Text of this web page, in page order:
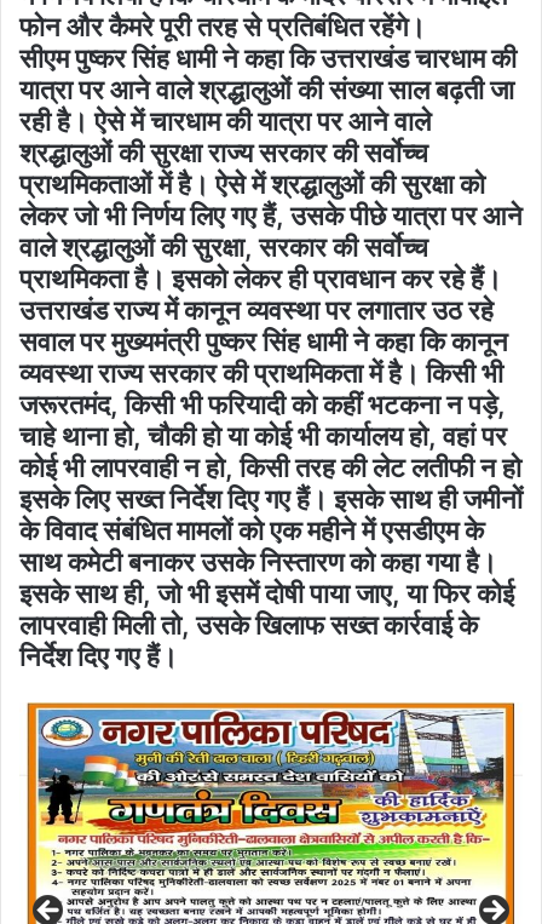
फोन और कैमरे पूरी तरह से प्रतिबंधित रहेंगे।
सीएम पुष्कर सिंह धामी ने कहा कि उत्तराखंड चारधाम की
यात्रा पर आने वाले श्रद्धालुओं की संख्या साल बढ़ती जा
रही है। ऐसे में चारधाम की यात्रा पर आने वाले
श्रद्धालुओं की सुरक्षा राज्य सरकार की सर्वाेच्च
प्राथमिकताओं में है। ऐसे में श्रद्धालुओं की सुरक्षा को
लेकर जो भी निर्णय लिए गए हैं, उसके पीछे यात्रा पर आने
वाले श्रद्धालुओं की सुरक्षा, सरकार की सर्वाेच्च
प्राथमिकता है। इसको लेकर ही प्रावधान कर रहे हैं।
उत्तराखंड राज्य में कानून व्यवस्था पर लगातार उठ रहे
सवाल पर मुख्यमंत्री पुष्कर सिंह धामी ने कहा कि कानून
व्यवस्था राज्य सरकार की प्राथमिकता में है। किसी भी
जरूरतमंद, किसी भी फरियादी को कहीं भटकना न पड़े,
चाहे थाना हो, चौकी हो या कोई भी कार्यालय हो, वहां पर
कोई भी लापरवाही न हो, किसी तरह की लेट लतीफी न हो
इसके लिए सख्त निर्देश दिए गए हैं। इसके साथ ही जमीनों
के विवाद संबंधित मामलों को एक महीने में एसडीएम के
साथ कमेटी बनाकर उसके निस्तारण को कहा गया है।
इसके साथ ही, जो भी इसमें दोषी पाया जाए, या फिर कोई
लापरवाही मिली तो, उसके खिलाफ सख्त कार्रवाई के
निर्देश दिए गए हैं।